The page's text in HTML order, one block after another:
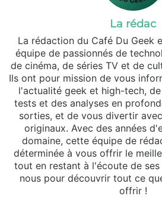
La rédac
La rédaction du Café Du Geek
équipe de passionnés de
de cinéma, de séries TV et de
Ils ont pour mission de vous
l'actualité geek et high-tech,
tests et des analyses en
sorties, et de vous divertir
originaux. Avec des années
domaine, cette équipe de
déterminée à vous offrir le
tout en restant à l'écoute de
nous pour découvrir tout ce
offrir !